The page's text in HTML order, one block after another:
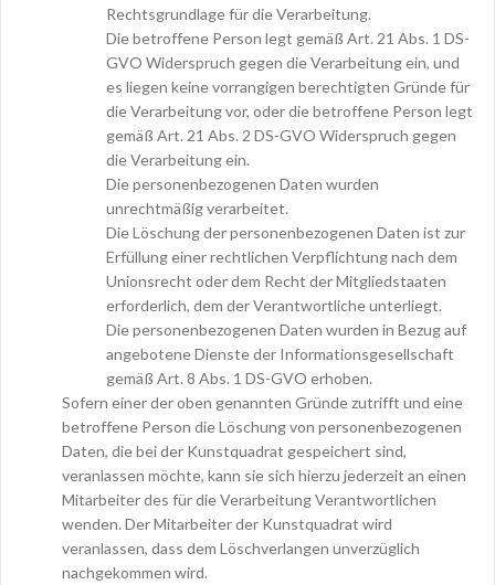
Rechtsgrundlage für die Verarbeitung.
Die betroffene Person legt gemäß Art. 21 Abs. 1 DS-
GVO Widerspruch gegen die Verarbeitung ein, und
es liegen keine vorrangigen berechtigten Gründe für
die Verarbeitung vor, oder die betroffene Person legt
gemäß Art. 21 Abs. 2 DS-GVO Widerspruch gegen
die Verarbeitung ein.
Die personenbezogenen Daten wurden
unrechtmäßig verarbeitet.
Die Löschung der personenbezogenen Daten ist zur
Erfüllung einer rechtlichen Verpflichtung nach dem
Unionsrecht oder dem Recht der Mitgliedstaaten
erforderlich, dem der Verantwortliche unterliegt.
Die personenbezogenen Daten wurden in Bezug auf
angebotene Dienste der Informationsgesellschaft
gemäß Art. 8 Abs. 1 DS-GVO erhoben.
Sofern einer der oben genannten Gründe zutrifft und eine
betroffene Person die Löschung von personenbezogenen
Daten, die bei der Kunstquadrat gespeichert sind,
veranlassen möchte, kann sie sich hierzu jederzeit an einen
Mitarbeiter des für die Verarbeitung Verantwortlichen
wenden. Der Mitarbeiter der Kunstquadrat wird
veranlassen, dass dem Löschverlangen unverzüglich
nachgekommen wird.